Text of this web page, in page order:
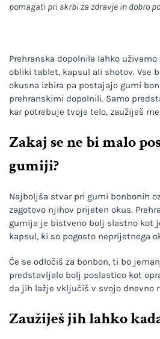
pomagati pri skrbi za zdravje in dobro
Prehranska dopolnila lahko
obliki tablet, kapsul ali shotov. Vse
okusna izbira pa postajajo gumi
prehranskimi dopolnili. Samo
kar potrebuje tvoje telo, zaužiješ
Zakaj se ne bi malo
gumiji?
Najboljša stvar pri gumi bonbonih
zagotovo njihov prijeten okus.
gumija je bistveno bolj slastno kot
kapsul, ki so pogosto neprijetnega
Če se odločiš za bonbon, ti bo
predstavljalo bolj poslastico kot
da jih lažje vključiš v svojo dnevno
Zaužiješ jih lahko